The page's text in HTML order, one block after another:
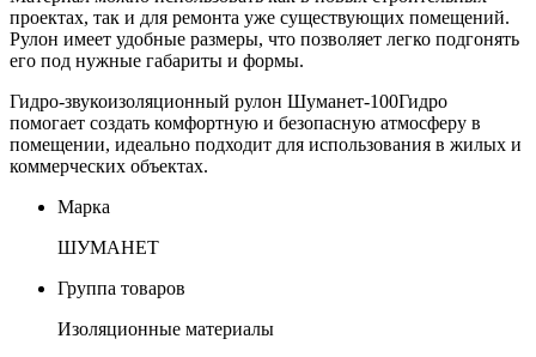
проектах, так и для ремонта уже существующих помещений.
Рулон имеет удобные размеры, что позволяет легко подгонять
его под нужные габариты и формы.
Гидро-звукоизоляционный рулон Шуманет-100Гидро
помогает создать комфортную и безопасную атмосферу в
помещении, идеально подходит для использования в жилых и
коммерческих объектах.
Марка
ШУМАНЕТ
Группа товаров
Изоляционные материалы